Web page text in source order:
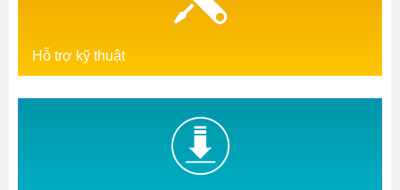
Hỗ trợ kỹ thuật